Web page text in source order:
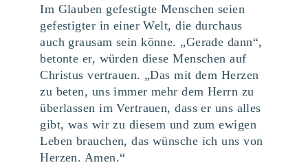
Im Glauben gefestigte Menschen seien
gefestigter in einer Welt, die durchaus
auch grausam sein könne. „Gerade dann“,
betonte er, würden diese Menschen auf
Christus vertrauen. „Das mit dem Herzen
zu beten, uns immer mehr dem Herrn zu
überlassen im Vertrauen, dass er uns alles
gibt, was wir zu diesem und zum ewigen
Leben brauchen, das wünsche ich uns von
Herzen. Amen.“